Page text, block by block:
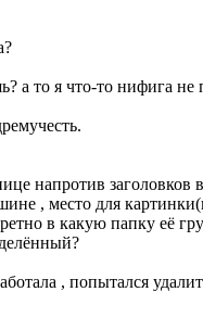
а то я что-то нифига не
напротив заголовков
, место для
в какую папку её
, попытался